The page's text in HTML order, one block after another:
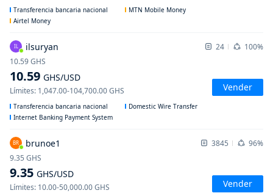
Transferencia bancaria nacional
MTN Mobile Money
Airtel Money
IL ilsuryan 24 100%
10.59 GHS/USD
10.59GHS
Límites: 1,047.00-104,700.00GHS Vender
Transferencia bancaria nacional
Domestic Wire Transfer
Internet Banking Payment System
BR brunoe1 3845 96%
9.35 GHS/USD
9.35 GHS
Límites: 10.00-50,000.00GHS Vender